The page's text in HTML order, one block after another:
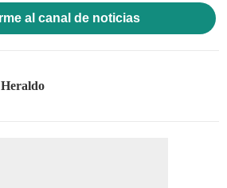
al canal de noticias